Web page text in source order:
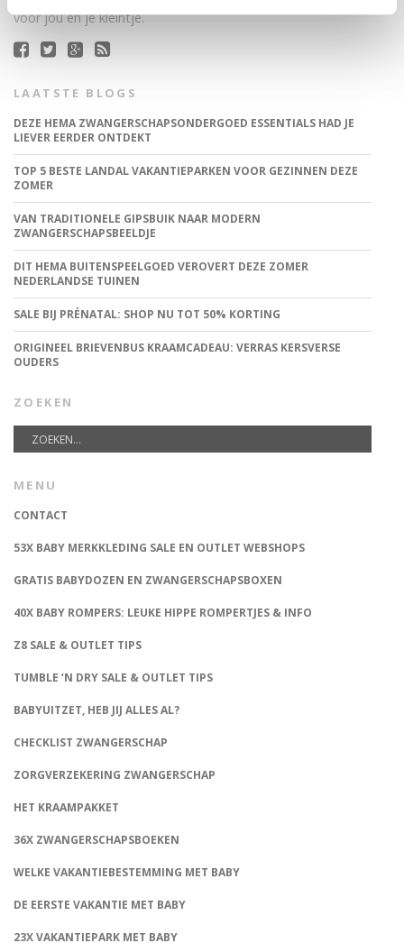
voor jou en je kleintje.
LAATSTE BLOGS
DEZE HEMA ZWANGERSCHAPSONDERGOED ESSENTIALS HAD JE
LIEVER EERDER ONTDEKT
TOP 5 BESTE LANDAL VAKANTIEPARKEN VOOR GEZINNEN DEZE
ZOMER
VAN TRADITIONELE GIPSBUIK NAAR MODERN
ZWANGERSCHAPSBEELDJE
DIT HEMA BUITENSPEELGOED VEROVERT DEZE ZOMER
NEDERLANDSE TUINEN
SALE BIJ PRÉNATAL: SHOP NU TOT 50% KORTING
ORIGINEEL BRIEVENBUS KRAAMCADEAU: VERRAS KERSVERSE
OUDERS
ZOEKEN
MENU
CONTACT
53X BABY MERKKLEDING SALE EN OUTLET WEBSHOPS
GRATIS BABYDOZEN EN ZWANGERSCHAPSBOXEN
40X BABY ROMPERS: LEUKE HIPPE ROMPERTJES & INFO
Z8 SALE & OUTLET TIPS
TUMBLE ‘N DRY SALE & OUTLET TIPS
BABYUITZET, HEB JIJ ALLES AL?
CHECKLIST ZWANGERSCHAP
ZORGVERZEKERING ZWANGERSCHAP
HET KRAAMPAKKET
36X ZWANGERSCHAPSBOEKEN
WELKE VAKANTIEBESTEMMING MET BABY
DE EERSTE VAKANTIE MET BABY
23X VAKANTIEPARK MET BABY